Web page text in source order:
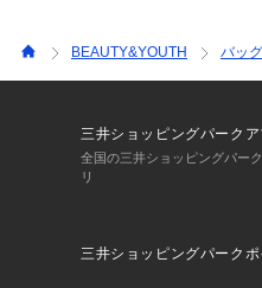
BEAUTY&YOUTH バッグ
三井ショッピングパークア
全国の三井ショッピングパー
リ
三井ショッピングパークポ